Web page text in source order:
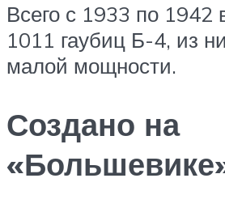
Всего с 1933 по 1942
1011 гаубиц Б-4, из
малой мощности.
Создано на